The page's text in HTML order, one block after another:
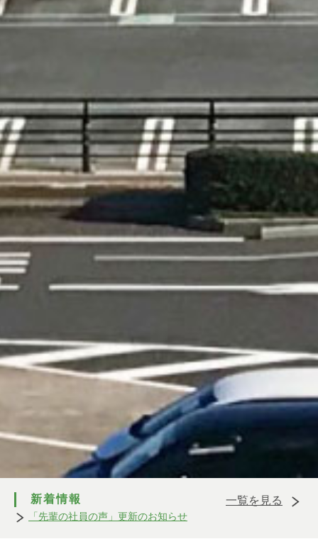
新着情報 一覧を見る
「先輩の社員の声」更新のお知らせ